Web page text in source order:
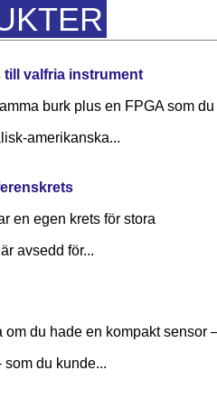
till valfria instrument
burk plus en FPGA som du
amerikanska...
en egen krets för stora
avsedd för...
du hade en kompakt sensor
du kunde...